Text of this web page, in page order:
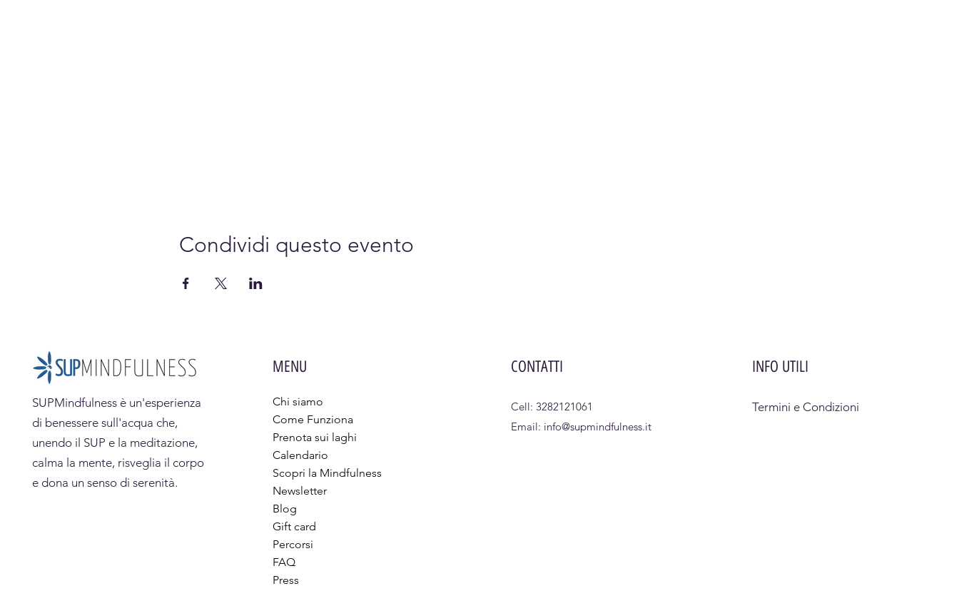
Condividi questo evento
SUPMindfulness è un'esperienza
di benessere sull'acqua che,
unendo il SUP e la meditazione,
calma la mente, risveglia il corpo
e dona un senso di serenità.
MENU
Chi siamo
Come Funziona
Prenota sui laghi
Calendario
Scopri la Mindfulness
Newsletter
Blog
Gift card
Percorsi
FAQ
Press
CONTATTI
Cell: 3282121061
Email: info@supmindfulness.it
INFO UTILI
Termini e Condizioni